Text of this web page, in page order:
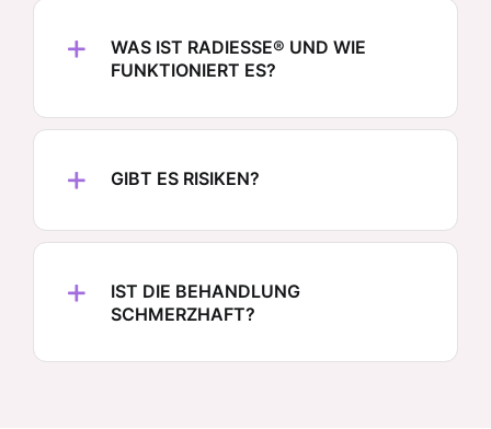
WAS IST RADIESSE® UND WIE
FUNKTIONIERT ES?
GIBT ES RISIKEN?
IST DIE BEHANDLUNG
SCHMERZHAFT?